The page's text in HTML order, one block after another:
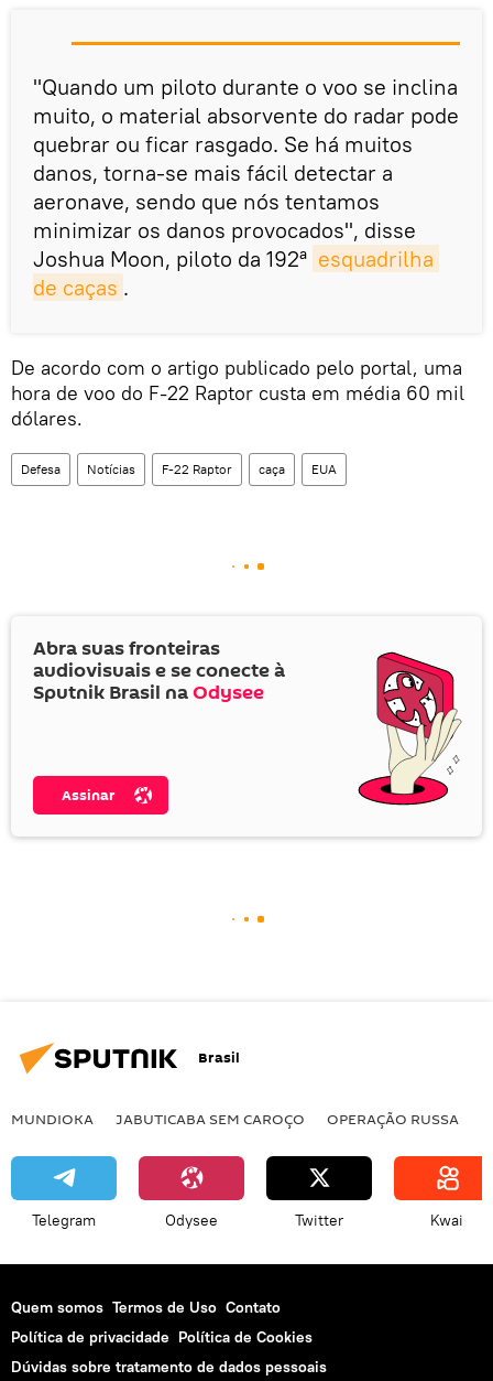
"Quando um piloto durante o voo se inclina
muito, o material absorvente do radar pode
quebrar ou ficar rasgado. Se há muitos
danos, torna-se mais fácil detectar a
aeronave, sendo que nós tentamos
minimizar os danos provocados", disse
Joshua Moon, piloto da 192ª esquadrilha
de caças .
De acordo com o artigo publicado pelo portal, uma
hora de voo do F-22 Raptor custa em média 60 mil
dólares.
Defesa Notícias F-22 Raptor caça EUA
Abra suas fronteiras
audiovisuais e se conecte à
Sputnik Brasil naOdysee
Assinar
Brasil
MUNDIOKA JABUTICABA SEM CAROÇO OPERAÇÃO RUSSA
Telegram Odysee Twitter Kwai
Quem somos Termos de Uso Contato
Política de privacidade Política de Cookies
Dúvidas sobre tratamento de dados pessoais